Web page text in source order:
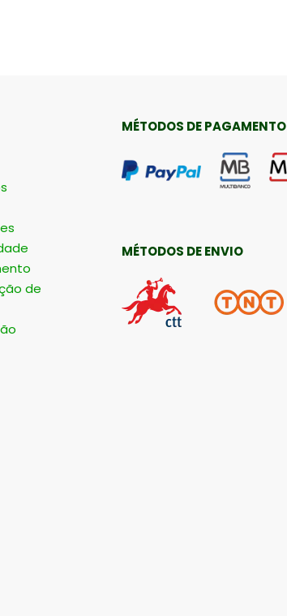
de
MÉTODOS DE PAGAMENTO
MÉTODOS DE ENVIO